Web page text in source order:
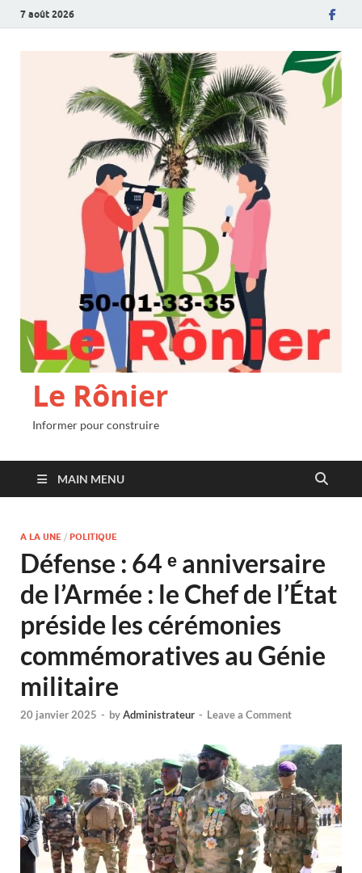
7 août 2026
Le Rônier
Informer pour construire
MAIN MENU
A LA UNE / POLITIQUE
Défense : 64 ᵉ anniversaire
de l’Armée : le Chef de l’État
préside les cérémonies
commémoratives au Génie
militaire
20 janvier 2025 - byAdministrateur - Leave a Comment